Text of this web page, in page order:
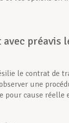
préavis
le contrat de
une
pour cause réelle